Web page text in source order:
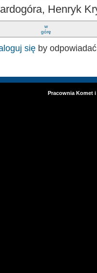
Henryk
w
górę
się by odpowiadać
Pracownia Komet